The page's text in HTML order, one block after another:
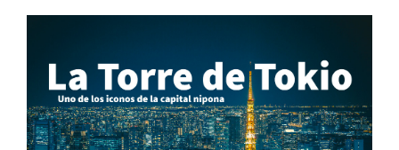
SEGUROS
ARRAY